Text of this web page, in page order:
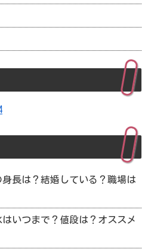
長は？結婚している？職場は
いつまで？値段は？オススメ